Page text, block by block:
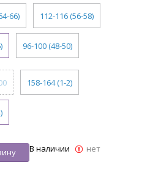
66) 112-116 (56-58)
96-100 (48-50)
158-164 (1-2)
В наличии нет